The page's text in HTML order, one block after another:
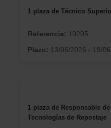
1 plaza de Técnico
Referencia: 10205
Plazo: 13/06/2026 - 19/
1 plaza de Responsable
Tecnologías de Repostaje